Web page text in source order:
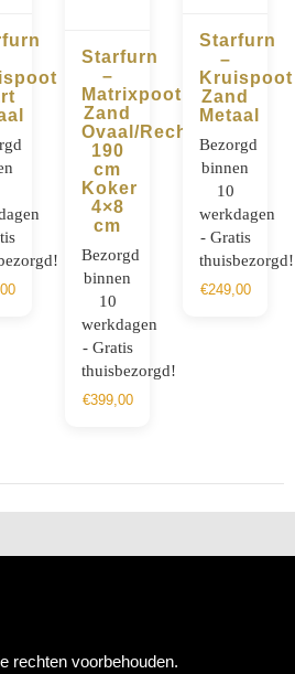
BESTELLEN
Starfurn
–
Matrixpoot
Zand
Ovaal/Rechthoek
190
cm
Koker
4×8
cm
Bezorgd
binnen
10
werkdagen
- Gratis
thuisbezorgd!
€399,00
BESTELLEN
Starfurn
–
Kruispoot
Zand
Metaal
Bezorgd
binnen
10
werkdagen
- Gratis
thuisbezorgd!
€249,00
rechten voorbehouden.